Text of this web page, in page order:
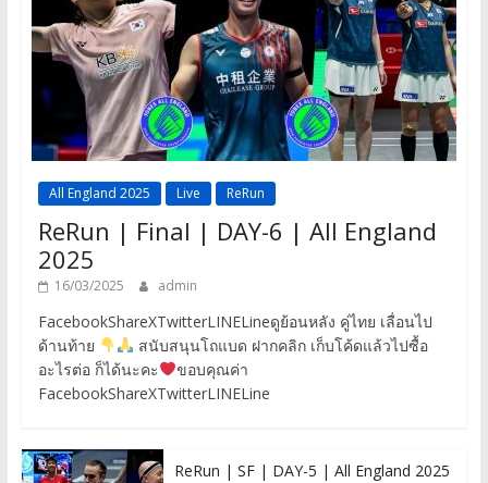
All England 2025 Live ReRun
ReRun | Final | DAY-6 | All England
2025
16/03/2025 admin
FacebookShareXTwitterLINELineดูย้อนหลัง คู่ไทย เลื่อนไป
ด้านท้าย
สนับสนุนโถแบด ฝากคลิก เก็บโค้ดแล้วไปซื้อ
อะไรต่อ ก็ได้นะคะ
ขอบคุณค่า
FacebookShareXTwitterLINELine
ReRun | SF | DAY-5 | All England 2025